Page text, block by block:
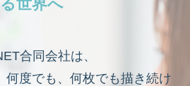
る世界へ
合同会社は、
何度でも、何枚でも描き続け